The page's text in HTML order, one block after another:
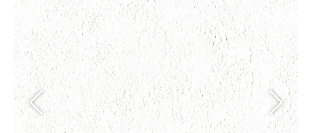
壁紙
床材
ブランド・コレクション
Lilycolor Coordinate 着せ替えシミュレーション
カタログ一覧
カタログ一覧 トップ
壁紙
カーテン
床材
サステナブル商品
施工事例
施工事例 トップ
医療・福祉施設
ホテル・オフィス・店舗
リリカラノート